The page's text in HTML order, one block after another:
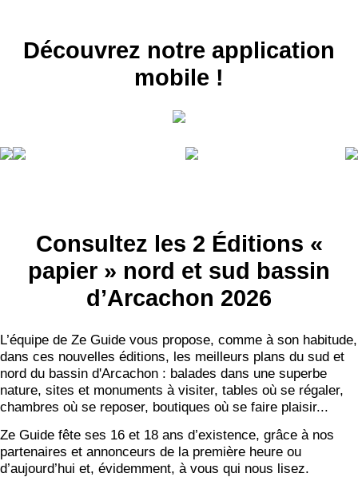
Découvrez notre application
mobile !
Consultez les 2 Éditions «
papier » nord et sud bassin
d’Arcachon 2026
L’équipe de Ze Guide vous propose, comme à son habitude,
dans ces nouvelles éditions, les meilleurs plans du sud et
nord du bassin d'Arcachon : balades dans une superbe
nature, sites et monuments à visiter, tables où se régaler,
chambres où se reposer, boutiques où se faire plaisir...
Ze Guide fête ses 16 et 18 ans d’existence, grâce à nos
partenaires et annonceurs de la première heure ou
d’aujourd’hui et, évidemment, à vous qui nous lisez.